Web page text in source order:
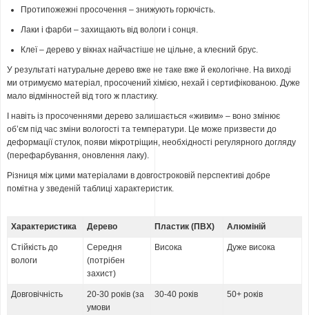
Протипожежні просочення – знижують горючість.
Лаки і фарби – захищають від вологи і сонця.
Клеї – дерево у вікнах найчастіше не цільне, а клеєний брус.
У результаті натуральне дерево вже не таке вже й екологічне. На виході
ми отримуємо матеріал, просочений хімією, нехай і сертифікованою. Дуже
мало відмінностей від того ж пластику.
І навіть із просоченнями дерево залишається «живим» – воно змінює
об’єм під час зміни вологості та температури. Це може призвести до
деформації стулок, появи мікротріщин, необхідності регулярного догляду
(перефарбування, оновлення лаку).
Різниця між цими матеріалами в довгостроковій перспективі добре
помітна у зведеній таблиці характеристик.
Характеристика Дерево Пластик (ПВХ) Алюміній
Стійкість до
вологи
Середня
(потрібен
захист)
Висока Дуже висока
Довговічність
20-30 років (за
умови
30-40 років 50+ років